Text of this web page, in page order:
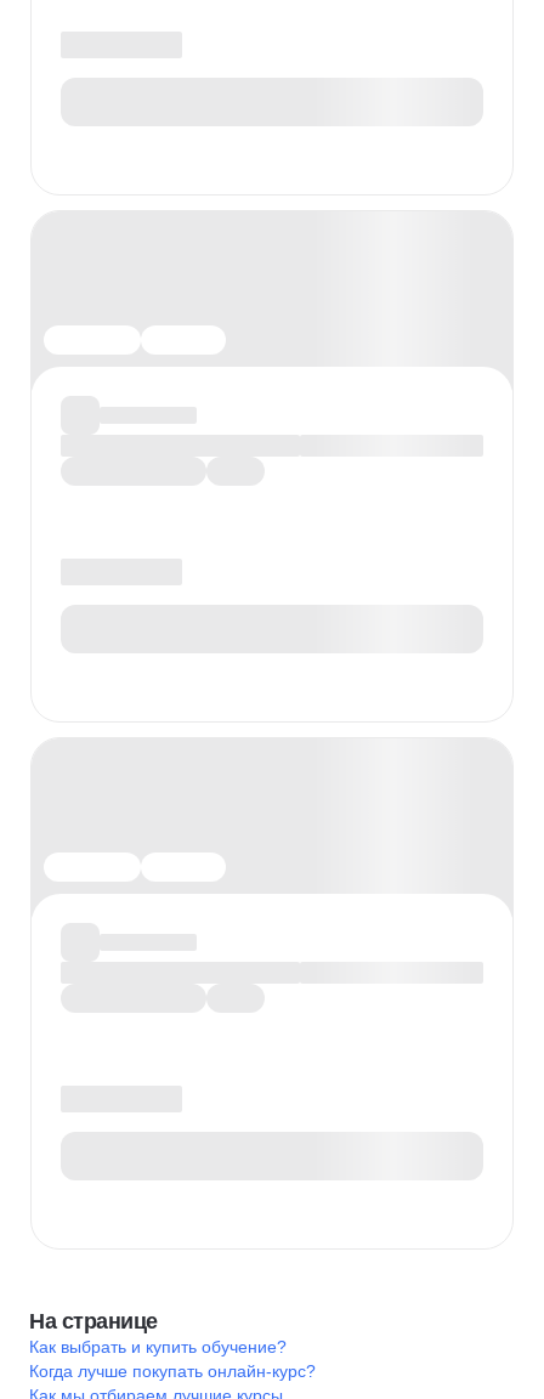
На странице
Как выбрать и купить обучение?
Когда лучше покупать онлайн-курс?